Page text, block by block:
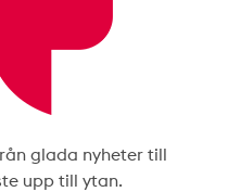
glada nyheter till
upp till ytan.